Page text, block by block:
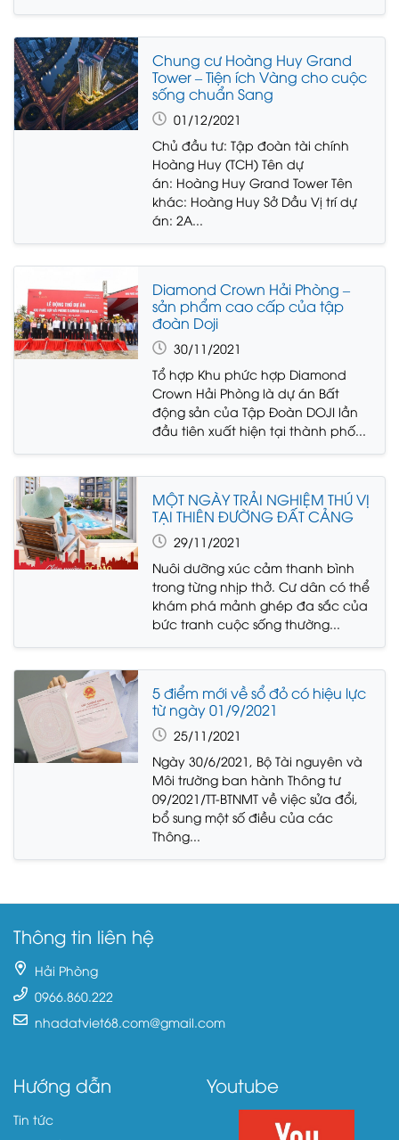
Chung cư Hoàng Huy Grand
Tower – Tiện ích Vàng cho cuộc
sống chuẩn Sang
01/12/2021
Chủ đầu tư: Tập đoàn tài chính
Hoàng Huy (TCH) Tên dự
án: Hoàng Huy Grand Tower Tên
khác: Hoàng Huy Sở Dầu Vị trí dự
án: 2A...
Diamond Crown Hải Phòng –
sản phẩm cao cấp của tập
đoàn Doji
30/11/2021
Tổ hợp Khu phức hợp Diamond
Crown Hải Phòng là dự án Bất
động sản của Tập Đoàn DOJI lần
đầu tiên xuất hiện tại thành phố...
MỘT NGÀY TRẢI NGHIỆM THÚ VỊ
TẠI THIÊN ĐƯỜNG ĐẤT CẢNG
29/11/2021
Nuôi dưỡng xúc cảm thanh bình
trong từng nhịp thở. Cư dân có thể
khám phá mảnh ghép đa sắc của
bức tranh cuộc sống thường...
5 điểm mới về sổ đỏ có hiệu lực
từ ngày 01/9/2021
25/11/2021
Ngày 30/6/2021, Bộ Tài nguyên và
Môi trường ban hành Thông tư
09/2021/TT-BTNMT về việc sửa đổi,
bổ sung một số điều của các
Thông...
Thông tin liên hệ
Hải Phòng
0966.860.222
nhadatviet68.com@gmail.com
Hướng dẫn
Tin tức
Youtube